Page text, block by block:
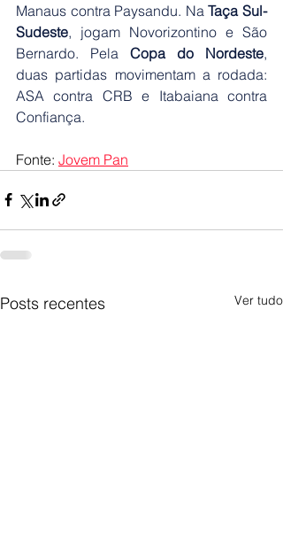
Manaus contra Paysandu. Na Taça Sul-
Sudeste, jogam Novorizontino e São
Bernardo. Pela Copa do Nordeste,
duas partidas movimentam a rodada:
ASA contra CRB e Itabaiana contra
Confiança.
Fonte: Jovem Pan
Posts recentes Ver tudo